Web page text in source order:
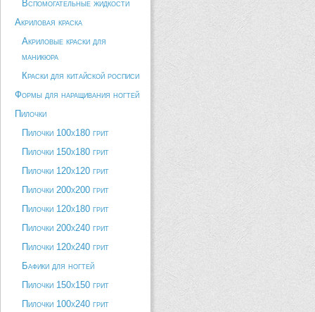
Вспомогательные жидкости
Акриловая краска
Акриловые краски для
маникюра
Краски для китайской росписи
Формы для наращивания ногтей
Пилочки
Пилочки 100х180 грит
Пилочки 150х180 грит
Пилочки 120х120 грит
Пилочки 200х200 грит
Пилочки 120х180 грит
Пилочки 200х240 грит
Пилочки 120х240 грит
Бафики для ногтей
Пилочки 150х150 грит
Пилочки 100х240 грит